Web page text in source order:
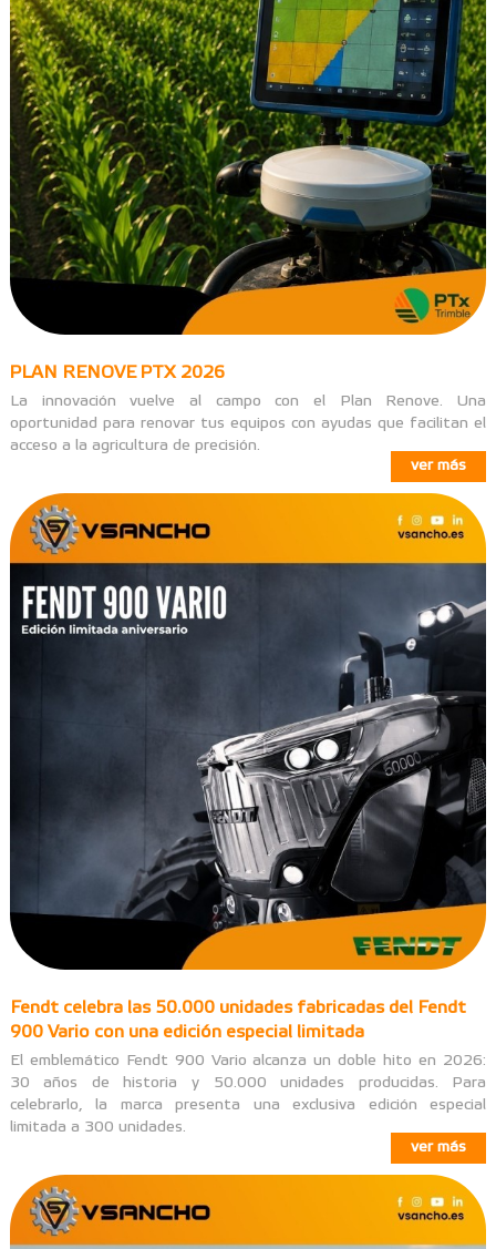
PLAN RENOVE PTX 2026
La innovación vuelve al campo con el Plan Renove. Una
oportunidad para renovar tus equipos con ayudas que facilitan el
acceso a la agricultura de precisión.
ver más
Fendt celebra las 50.000 unidades fabricadas del Fendt
900 Vario con una edición especial limitada
El emblemático Fendt 900 Vario alcanza un doble hito en 2026:
30 años de historia y 50.000 unidades producidas. Para
celebrarlo, la marca presenta una exclusiva edición especial
limitada a 300 unidades.
ver más